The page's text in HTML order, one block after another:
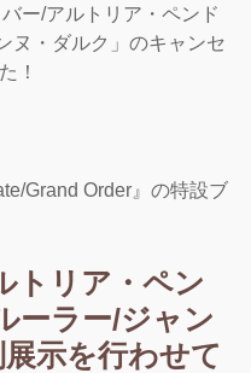
ー/アルトリア・ペンド
ヌ・ダルク」のキャンセ
！
Grand Order』の特設ブ
トリア・ペン
ーラー/ジャン
示を行わせて